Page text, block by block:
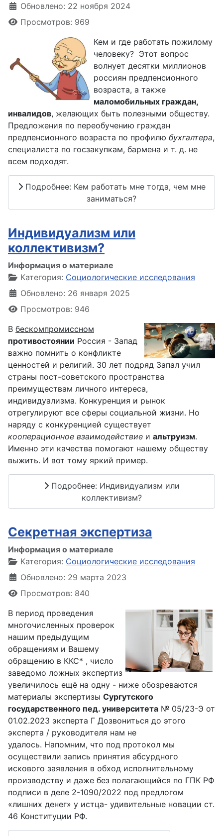
Обновлено: 22 ноября 2024
Просмотров: 969
Кем и где работать пожилому
человеку? ­ Этот вопрос
волнует десятки миллионов
россиян предпенсионного
возраста, а также
маломобильных граждан,
инвалидов, желающих быть полезными обществу.
Предложения по переобучению граждан
предпенсионного возраста по профилю бухгалтера,
специалиста по госзакупкам, бармена и т. д. не
всем подходят.
Подробнее: Кем работать мне тогда, чем мне
заниматься?
Индивидуализм или
коллективизм?
Информация о материале
Категория: Социологические исследования
Обновлено: 26 января 2025
Просмотров: 946
В бескомпромиссном
противостоянии Россия - Запад
важно помнить о конфликте
ценностей и религий. 30 лет подряд Запал учил
страны пост-советского пространства
преимуществам личного интереса,
индивидуализма. Конкуренция и рынок
отрегулируют все сферы социальной жизни. Но
наряду с конкуренцией существует
кооперационное взаимодействие и альтруизм.
Именно эти качества помогают нашему обществу
выжить. И вот тому яркий пример.
Подробнее: Индивидуализм или
коллективизм?
Секретная экспертиза
Информация о материале
Категория: Социологические исследования
Обновлено: 29 марта 2023
Просмотров: 840
В период проведения
многочисленных проверок
нашим предыдущим
обращениям и Вашему
обращению в ККС* , число
заведомо ложных экспертиз
увеличилось ещё на одну - ниже обозреваются
материалы экспертизы Сургутского
государственного пед. университета № 05/23-Э от
01.02.2023 эксперта Г Дозвониться до этого
эксперта / руководителя нам не
удалось. Напомним, что под протокол мы
осуществили запись принятия абсурдного
искового заявления в обход исполнительному
производству и даже без полагающийся по ГПК РФ
подписи в деле 2-1090/2022 под предлогом
«лишних денег» у истца- удивительные новации ст.
46 Конституции РФ.